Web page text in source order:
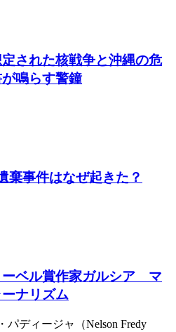
定された核戦争と沖縄の危
鳴らす警鐘
棄事件はなぜ起きた？
ーベル賞作家ガルシア゠マ
ナリズム
パディージャ（Nelson Fredy